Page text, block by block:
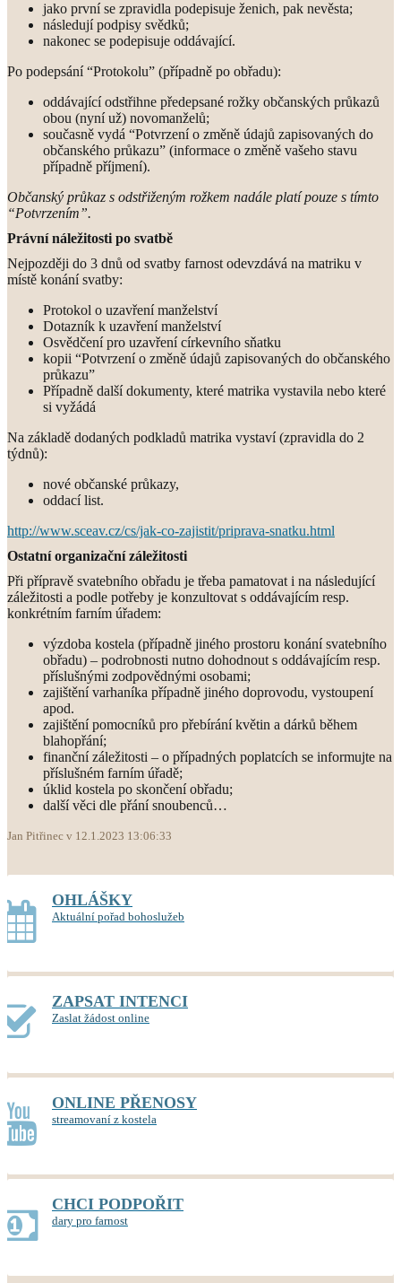
jako první se zpravidla podepisuje ženich, pak nevěsta;
následují podpisy svědků;
nakonec se podepisuje oddávající.
Po podepsání “Protokolu” (případně po obřadu):
oddávající odstřihne předepsané rožky občanských průkazů
obou (nyní už) novomanželů;
současně vydá “Potvrzení o změně údajů zapisovaných do
občanského průkazu” (informace o změně vašeho stavu
případně příjmení).
Občanský průkaz s odstřiženým rožkem nadále platí pouze s tímto
“Potvrzením”.
Právní náležitosti po svatbě
Nejpozději do 3 dnů od svatby farnost odevzdává na matriku v
místě konání svatby:
Protokol o uzavření manželství
Dotazník k uzavření manželství
Osvědčení pro uzavření církevního sňatku
kopii “Potvrzení o změně údajů zapisovaných do občanského
průkazu”
Případně další dokumenty, které matrika vystavila nebo které
si vyžádá
Na základě dodaných podkladů matrika vystaví (zpravidla do 2
týdnů):
nové občanské průkazy,
oddací list.
http://www.sceav.cz/cs/jak-co-zajistit/priprava-snatku.html
Ostatní organizační záležitosti
Při přípravě svatebního obřadu je třeba pamatovat i na následující
záležitosti a podle potřeby je konzultovat s oddávajícím resp.
konkrétním farním úřadem:
výzdoba kostela (případně jiného prostoru konání svatebního
obřadu) – podrobnosti nutno dohodnout s oddávajícím resp.
příslušnými zodpovědnými osobami;
zajištění varhaníka případně jiného doprovodu, vystoupení
apod.
zajištění pomocníků pro přebírání květin a dárků během
blahopřání;
finanční záležitosti – o případných poplatcích se informujte na
příslušném farním úřadě;
úklid kostela po skončení obřadu;
další věci dle přání snoubenců…
Jan Pitřinec v 12.1.2023 13:06:33
OHLÁŠKY
Aktuální pořad bohoslužeb
ZAPSAT INTENCI
Zaslat žádost online
ONLINE PŘENOSY
streamovaní z kostela
CHCI PODPOŘIT
dary pro farnost